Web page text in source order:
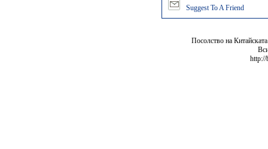
Suggest To A Friend
Посолство на
http://